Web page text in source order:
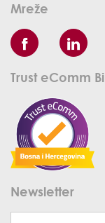
Mreže
Trust eComm
Newsletter